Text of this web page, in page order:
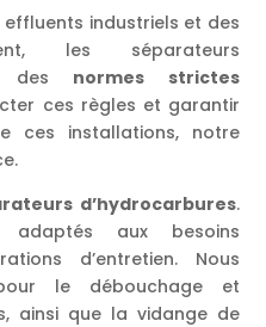
industriels et des
les séparateurs
des normes strictes
ces règles et garantir
ces installations, notre
d’hydrocarbures.
adaptés aux besoins
d’entretien. Nous
le débouchage et
ainsi que la vidange de